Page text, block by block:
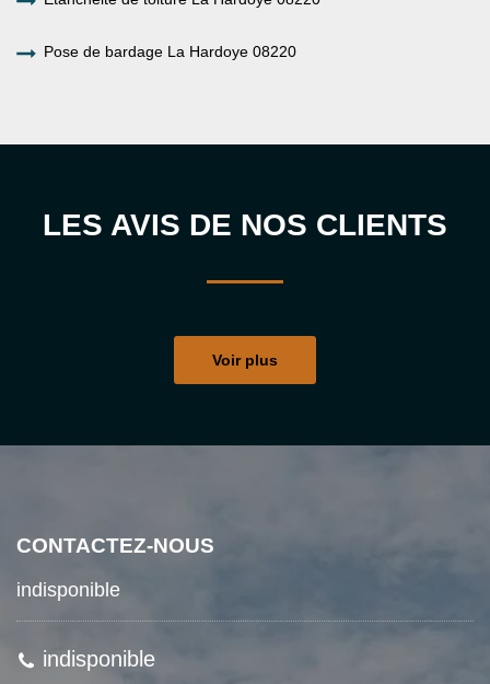
Pose de bardage La Hardoye 08220
LES AVIS DE NOS CLIENTS
Voir plus
CONTACTEZ-NOUS
indisponible
indisponible